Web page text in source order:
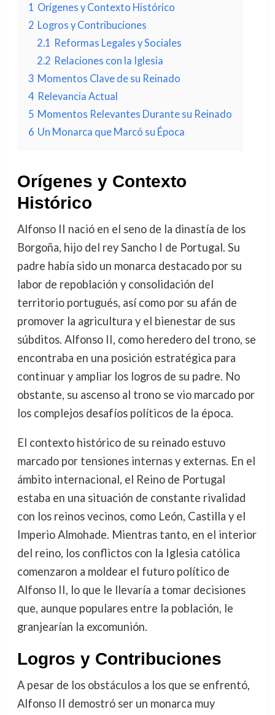
1 Orígenes y Contexto Histórico
2 Logros y Contribuciones
2.1 Reformas Legales y Sociales
2.2 Relaciones con la Iglesia
3 Momentos Clave de su Reinado
4 Relevancia Actual
5 Momentos Relevantes Durante su Reinado
6 Un Monarca que Marcó su Época
Orígenes y Contexto
Histórico
Alfonso II nació en el seno de la dinastía de los
Borgoña, hijo del rey Sancho I de Portugal. Su
padre había sido un monarca destacado por su
labor de repoblación y consolidación del
territorio portugués, así como por su afán de
promover la agricultura y el bienestar de sus
súbditos. Alfonso II, como heredero del trono, se
encontraba en una posición estratégica para
continuar y ampliar los logros de su padre. No
obstante, su ascenso al trono se vio marcado por
los complejos desafíos políticos de la época.
El contexto histórico de su reinado estuvo
marcado por tensiones internas y externas. En el
ámbito internacional, el Reino de Portugal
estaba en una situación de constante rivalidad
con los reinos vecinos, como León, Castilla y el
Imperio Almohade. Mientras tanto, en el interior
del reino, los conflictos con la Iglesia católica
comenzaron a moldear el futuro político de
Alfonso II, lo que le llevaría a tomar decisiones
que, aunque populares entre la población, le
granjearían la excomunión.
Logros y Contribuciones
A pesar de los obstáculos a los que se enfrentó,
Alfonso II demostró ser un monarca muy